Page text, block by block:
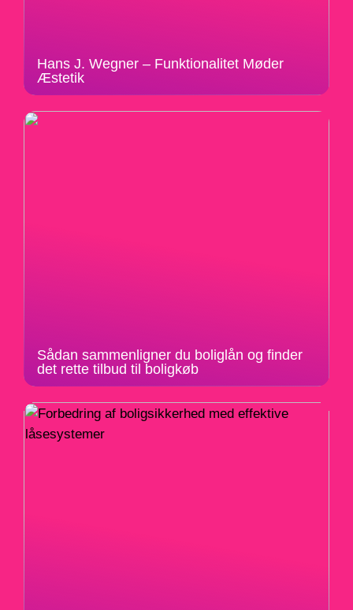
Hans J. Wegner – Funktionalitet Møder
Æstetik
Sådan sammenligner du boliglån og finder
det rette tilbud til boligkøb